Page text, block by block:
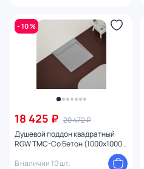
- 10 %
18 425 ₽ 20 472 ₽
Душевой поддон квадратный
RGW TMC-Co Бетон (1000x1000)
В наличии 10 шт.